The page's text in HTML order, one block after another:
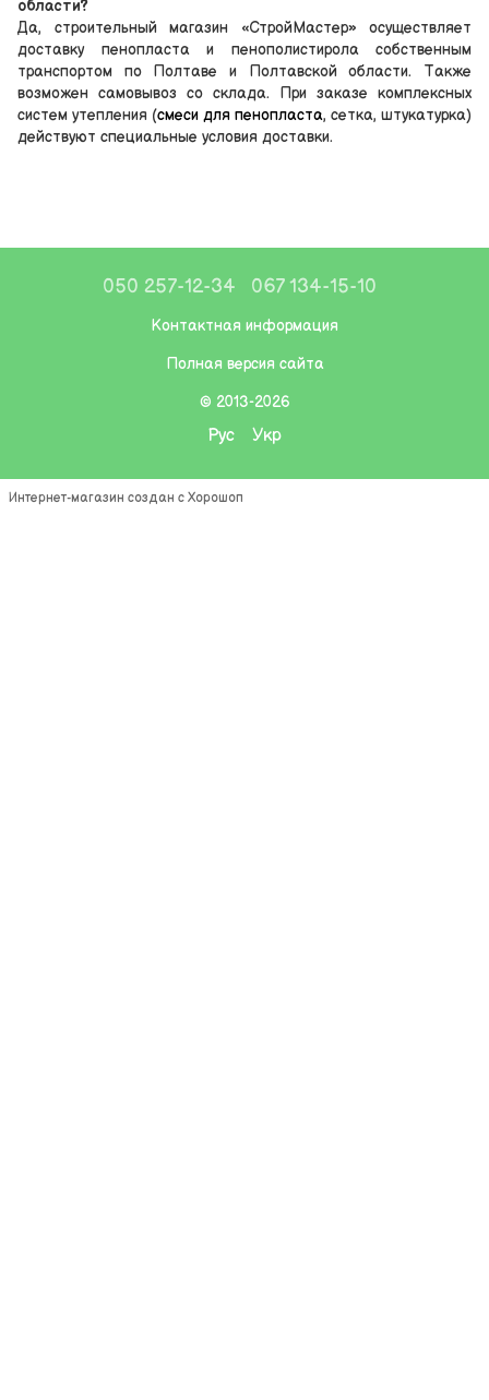
области?
Да, строительный магазин «СтройМастер» осуществляет
доставку пенопласта и пенополистирола собственным
транспортом по Полтаве и Полтавской области. Также
возможен самовывоз со склада. При заказе комплексных
систем утепления (смеси для пенопласта, сетка, штукатурка)
действуют специальные условия доставки.
050 257-12-34 067 134-15-10
Контактная информация
Полная версия сайта
© 2013-2026
Рус Укр
Интернет-магазин создан с Хорошоп